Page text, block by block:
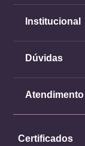
Institucional
Dúvidas
Atendimento
Certificados